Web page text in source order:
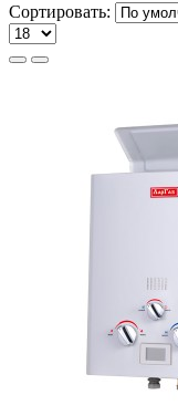
Сортировать: